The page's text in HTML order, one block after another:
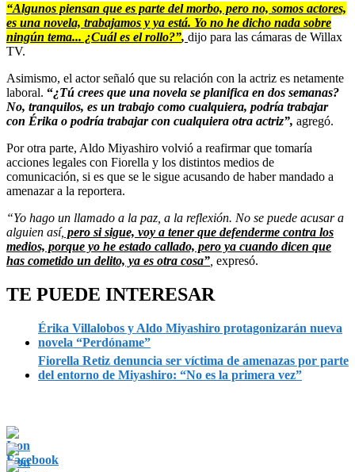
“Algunos piensan que es parte del morbo, pero no, somos actores,
es una novela, trabajamos y ya está. Yo no he dicho nada sobre
ningún tema... ¿Cuál es el rollo?”, dijo para las cámaras de Willax
TV.
Asimismo, el actor señaló que su relación con la actriz es netamente
laboral. “¿Tú crees que una novela se planifica en dos semanas?
No, tranquilos, es un trabajo como cualquiera, podría trabajar
con Érika o podría trabajar con cualquiera otra actriz”, agregó.
Por otra parte, Aldo Miyashiro volvió a reafirmar que tomaría
acciones legales con Fiorella y los distintos medios de
comunicación, si es que se le sigue acusando de haber mandado a
amenazar a la reportera.
“Yo hago un llamado a la paz, a la reflexión. No se puede acusar a
alguien así, pero si sigue, voy a tener que defenderme contra los
medios, porque yo he estado callado, pero ya cuando dicen que
has cometido un delito, ya es otra cosa” expresó.
TE PUEDE INTERESAR
Érika Villalobos y Aldo Miyashiro protagonizarán nueva
novela “Perdóname”
Fiorella Retiz denuncia ser víctima de amenazas por parte
del entorno de Miyashiro: “No es la primera vez”